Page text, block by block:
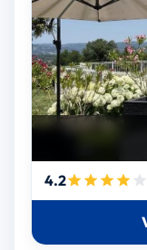
4.2